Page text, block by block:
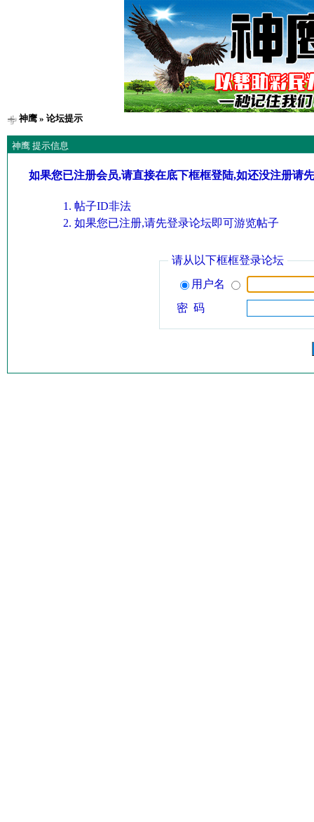
神鹰» 论坛提示
神鹰 提示信息
如果您已注册会员,请直接在底下框框登陆,如还没注册请
帖子ID非法
如果您已注册,请先登录论坛即可游览帖子
请从以下框框登录论坛
用户名
密 码